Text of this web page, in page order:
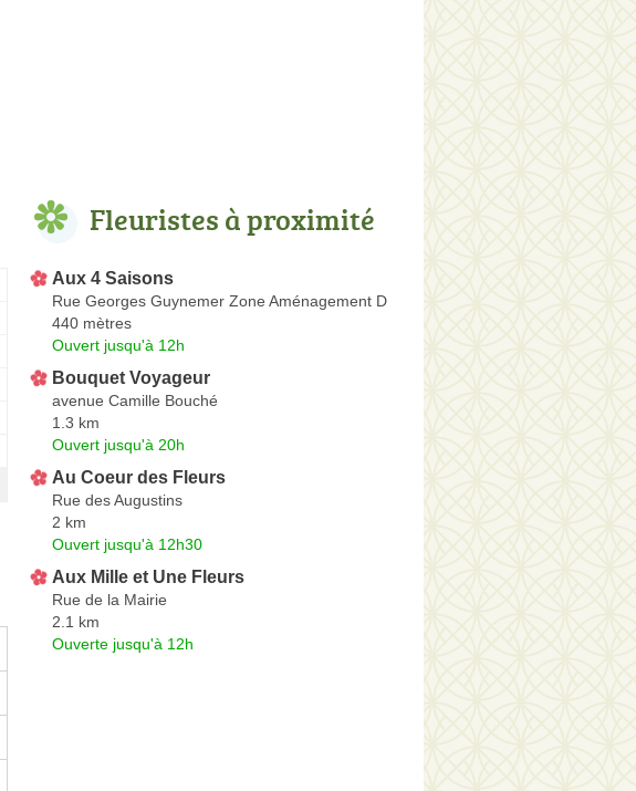
Fleuristes à proximité
Aux 4 Saisons
Rue Georges Guynemer Zone Aménagement D
440 mètres
Ouvert jusqu'à 12h
Bouquet Voyageur
avenue Camille Bouché
1.3 km
Ouvert jusqu'à 20h
Au Coeur des Fleurs
Rue des Augustins
2 km
Ouvert jusqu'à 12h30
Aux Mille et Une Fleurs
Rue de la Mairie
2.1 km
Ouverte jusqu'à 12h